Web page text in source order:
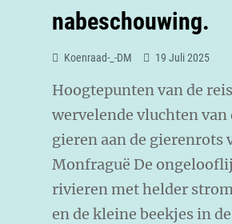
nabeschouwing.
Koenraad-_-DM 19 Juli 2025
Hoogtepunten van de
wervelende vluchten van
gieren aan de gierenrots
Monfraguë De
rivieren met helder
en de kleine beekjes in